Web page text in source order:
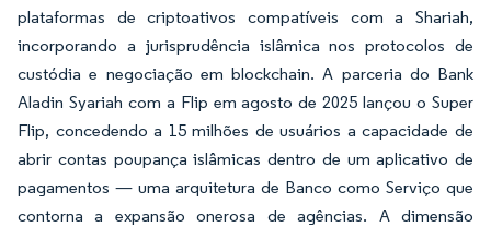
plataformas de criptoativos compatíveis com a Shariah,
incorporando a jurisprudência islâmica nos protocolos de
custódia e negociação em blockchain. A parceria do Bank
Aladin Syariah com a Flip em agosto de 2025 lançou o Super
Flip, concedendo a 15 milhões de usuários a capacidade de
abrir contas poupança islâmicas dentro de um aplicativo de
pagamentos — uma arquitetura de Banco como Serviço que
contorna a expansão onerosa de agências. A dimensão